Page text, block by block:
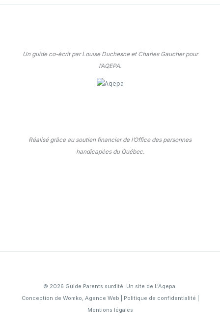
Un guide co-écrit par Louise Duchesne et Charles Gaucher pour
l’AQEPA.
Réalisé grâce au soutien financier de l’Office des personnes
handicapées du Québec.
© 2026 Guide Parents surdité. Un site de L'Aqepa.
Conception de Womko, Agence Web Politique de confidentialité
Mentions légales